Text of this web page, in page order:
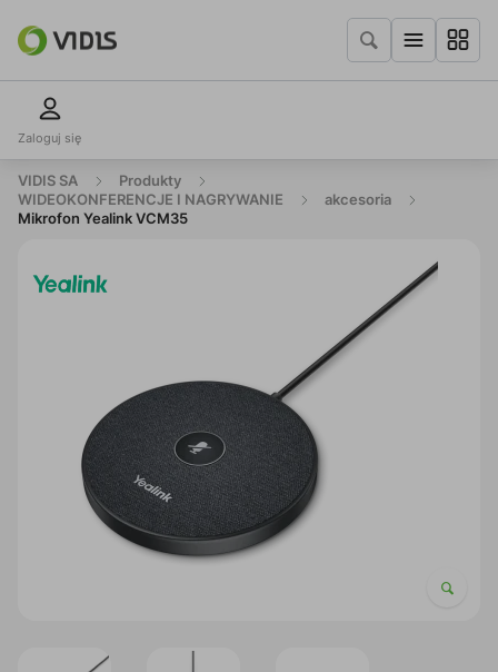
Zaloguj się
VIDIS SA
Produkty
WIDEOKONFERENCJE I NAGRYWANIE
akcesoria
Mikrofon Yealink VCM35